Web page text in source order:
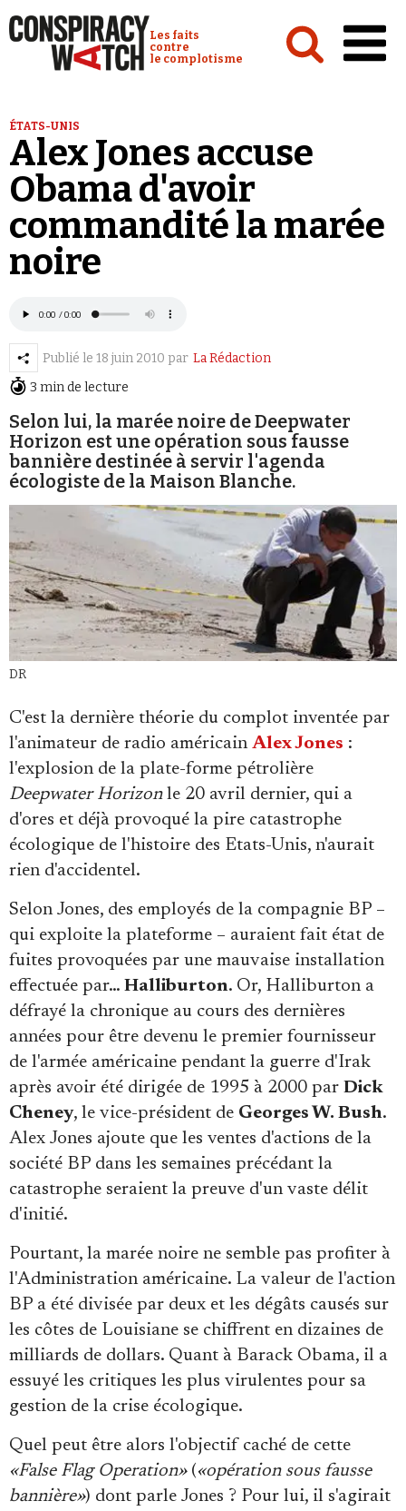
Conspiracy Watch :
Les faits
contre
le complotisme
Analyses
Conspipédia
Vidéos
Faire un don
Se connecter
ÉTATS-UNIS
Alex Jones accuse
Obama d'avoir
commandité la marée
noire
Publié le 18 juin 2010 par La Rédaction
3 min de lecture
Selon lui, la marée noire de Deepwater
Horizon est une opération sous fausse
bannière destinée à servir l'agenda
écologiste de la Maison Blanche.
DR
C'est la dernière théorie du complot inventée par
l'animateur de radio américain Alex Jones :
l'explosion de la plate-forme pétrolière
Deepwater Horizonle 20 avril dernier, qui a
d'ores et déjà provoqué la pire catastrophe
écologique de l'histoire des Etats-Unis, n'aurait
rien d'accidentel.
Selon Jones, des employés de la compagnie BP –
qui exploite la plateforme – auraient fait état de
fuites provoquées par une mauvaise installation
effectuée par… Halliburton. Or, Halliburton a
défrayé la chronique au cours des dernières
années pour être devenu le premier fournisseur
de l'armée américaine pendant la guerre d'Irak
après avoir été dirigée de 1995 à 2000 par Dick
Cheney, le vice-président de Georges W. Bush.
Alex Jones ajoute que les ventes d'actions de la
société BP dans les semaines précédant la
catastrophe seraient la preuve d'un vaste délit
d'initié.
Pourtant, la marée noire ne semble pas profiter à
l'Administration américaine. La valeur de l'action
BP a été divisée par deux et les dégâts causés sur
les côtes de Louisiane se chiffrent en dizaines de
milliards de dollars. Quant à Barack Obama, il a
essuyé les critiques les plus virulentes pour sa
gestion de la crise écologique.
Quel peut être alors l'objectif caché de cette
«False Flag Operation»(«opération sous fausse
bannière») dont parle Jones ? Pour lui, il s'agirait